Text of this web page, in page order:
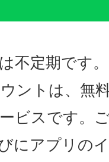
不定期です。
ントは、無
ビスです。
にアプリの